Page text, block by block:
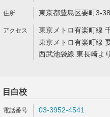
東京都豊島区要町3-
東京メトロ有楽町線
東京メトロ有楽町線
西武池袋線 東長崎よ
目白校
03-3952-4541